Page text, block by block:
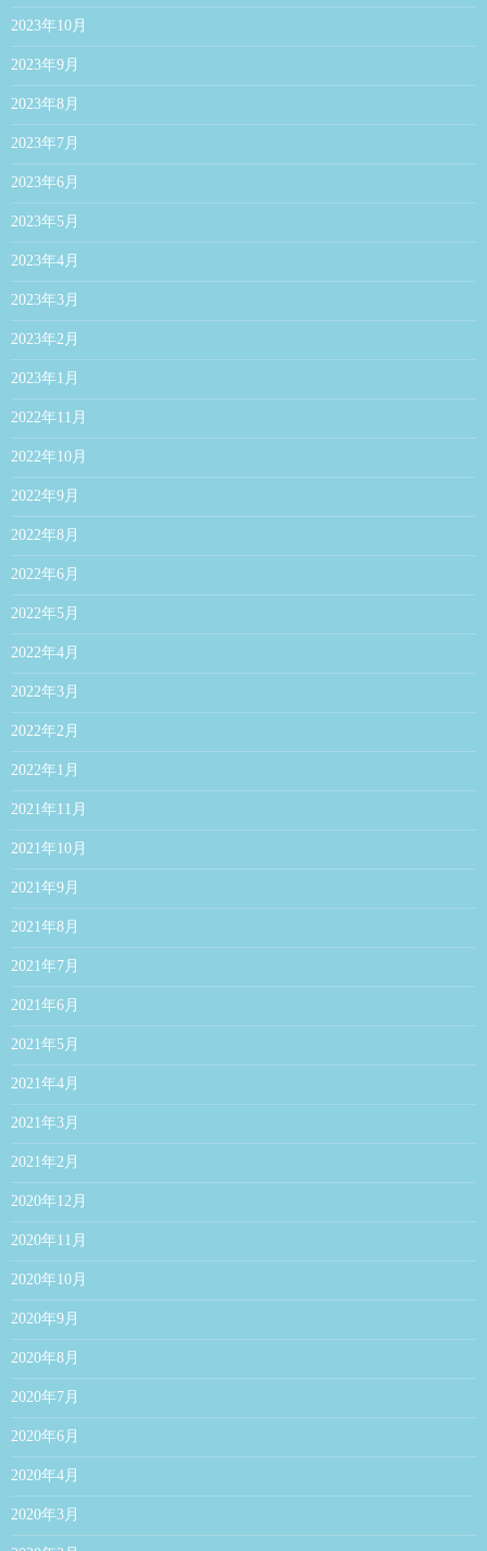
2023年10月
2023年9月
2023年8月
2023年7月
2023年6月
2023年5月
2023年4月
2023年3月
2023年2月
2023年1月
2022年11月
2022年10月
2022年9月
2022年8月
2022年6月
2022年5月
2022年4月
2022年3月
2022年2月
2022年1月
2021年11月
2021年10月
2021年9月
2021年8月
2021年7月
2021年6月
2021年5月
2021年4月
2021年3月
2021年2月
2020年12月
2020年11月
2020年10月
2020年9月
2020年8月
2020年7月
2020年6月
2020年4月
2020年3月